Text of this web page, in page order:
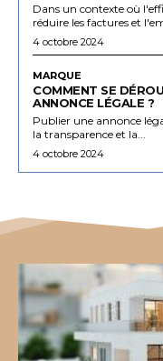
Dans un contexte où
réduire les factures et
4 octobre 2024
MARQUE
COMMENT SE
ANNONCE LÉGALE ?
Publier une annonce
la transparence et la...
4 octobre 2024